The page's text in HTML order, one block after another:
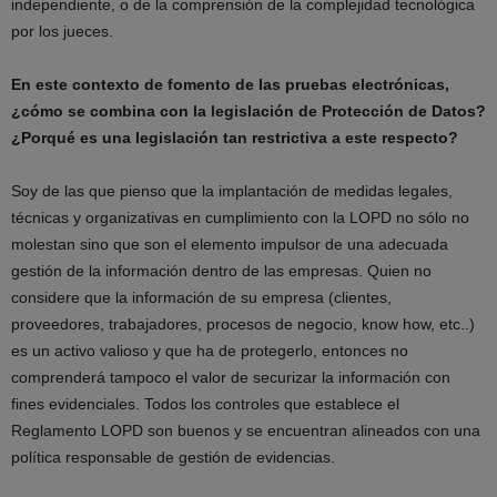
independiente, o de la comprensión de la complejidad tecnológica
por los jueces.
En este contexto de fomento de las pruebas electrónicas,
¿cómo se combina con la legislación de Protección de Datos?
¿Porqué es una legislación tan restrictiva a este respecto?
Soy de las que pienso que la implantación de medidas legales,
técnicas y organizativas en cumplimiento con la LOPD no sólo no
molestan sino que son el elemento impulsor de una adecuada
gestión de la información dentro de las empresas. Quien no
considere que la información de su empresa (clientes,
proveedores, trabajadores, procesos de negocio, know how, etc..)
es un activo valioso y que ha de protegerlo, entonces no
comprenderá tampoco el valor de securizar la información con
fines evidenciales. Todos los controles que establece el
Reglamento LOPD son buenos y se encuentran alineados con una
política responsable de gestión de evidencias.